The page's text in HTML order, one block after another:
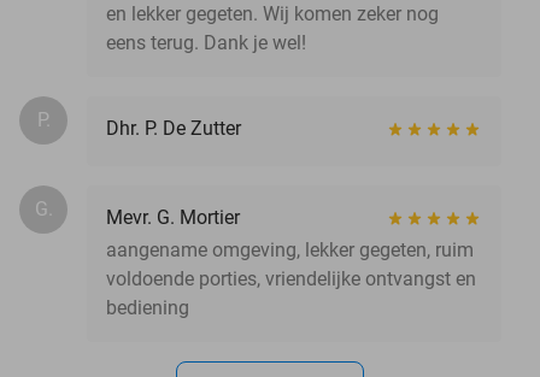
en lekker gegeten. Wij komen zeker nog
eens terug. Dank je wel!
P. Dhr. P. De Zutter
G.
Mevr. G. Mortier
aangename omgeving, lekker gegeten, ruim
voldoende porties, vriendelijke ontvangst en
bediening